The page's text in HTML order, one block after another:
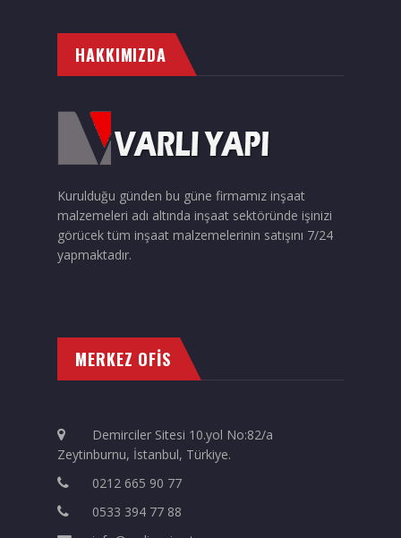
HAKKIMIZDA
Kurulduğu günden bu güne firmamız inşaat
malzemeleri adı altında inşaat sektöründe işinizi
görücek tüm inşaat malzemelerinin satışını 7/24
yapmaktadır.
MERKEZ OFİS
Demirciler Sitesi 10.yol No:82/a
Zeytinburnu, İstanbul, Türkiye.
0212 665 90 77
0533 394 77 88